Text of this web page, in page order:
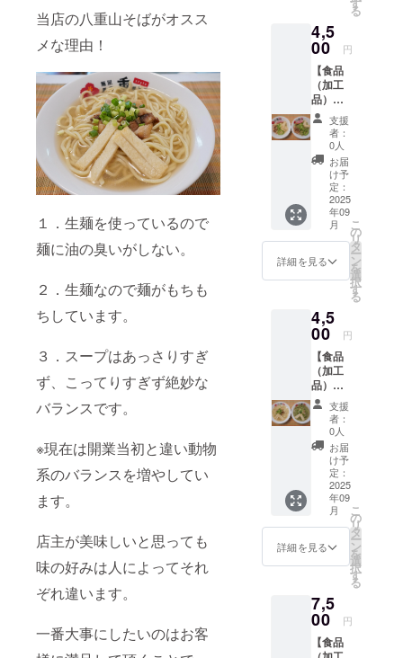
当店の八重山そばがオスス
メな理由！
１．生麺を使っているので
麺に油の臭いがしない。
２．生麺なので麺がもちも
ちしています。
３．スープはあっさりすぎ
ず、こってりすぎず絶妙な
バランスです。
※現在は開業当初と違い動物
系のバランスを増やしてい
ます。
店主が美味しいと思っても
味の好みは人によってそれ
ぞれ違います。
一番大事にしたいのはお客
ますが
連絡
が取れ
ない場
合など
は通常
麺（細
麺）
でモリ
ンガ麺
は（平
麺）に
させて
頂きま
す。 ・
重量：
スープ
０ｇ．
三枚肉
（レト
ルト）
３５
ｇ．か
まぼこ
４本．
・保存
方法：
冷凍 ・
賞味期
限：製
造日か
ら冷凍
で１ヶ
月 ・原
地： ・
添加物
表示、
アレル
る
4,5
00 円
【食品
（加工
品）】
八重山
まぜそ
ば食べ
比べ２
食セッ
ト ※お
好きな
麺の種
類（細
麺＆平
麺）を
選んで
もらい
連絡
が取れ
ない場
合など
は通常
麺（細
麺）
でモリ
ンガ麺
は（平
麺）に
させて
頂きま
す。 ・
重量：
スープ
９０Ｃ
枚肉
（レト
ルト）
３５
支援
者：
0人
お届
け予
定：
2025
年09
月
詳細を見る
こ
の
リ
タ
ー
ン
を
選
択
す
る
4,5
00 円
【食品
（加工
品）】
八重山
そば＆
八重山
まぜそ
ば食べ
比べ2食
セット
※お好き
な麺の
種類
（細麺
＆平
麺）を
もらい
ますが
連絡
が取れ
支援
者：
0人
お届
け予
定：
2025
年09
月
詳細を見る
こ
の
リ
タ
ー
ン
を
選
択
す
る
7,5
00 円
【食品